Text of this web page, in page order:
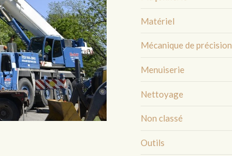
Matériel
Mécanique de précision
Menuiserie
Nettoyage
Non classé
Outils